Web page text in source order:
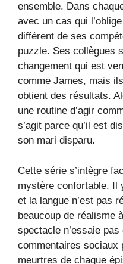
ensemble. Dans
avec un cas qui
différent de ses
puzzle. Ses collègues
changement qui est
comme James, mais
obtient des résultats.
une routine d’agir
s’agit parce qu’il est
son mari disparu.
Cette série s’intègre
mystère confortable. Il
et la langue n’est pas
beaucoup de réalisme
spectacle n’essaie
commentaires sociaux
meurtres de chaque